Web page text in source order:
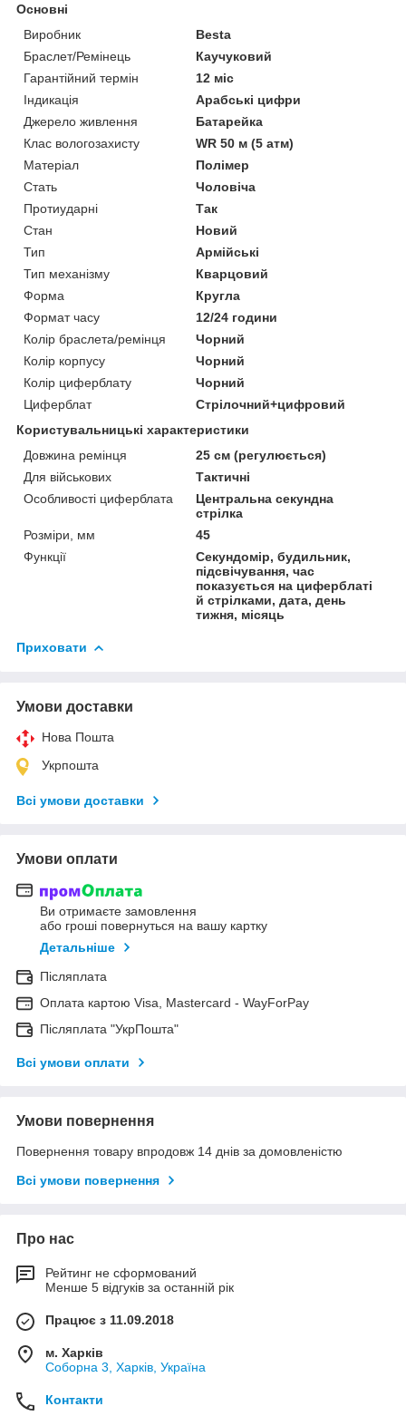
Основні
Виробник
Besta
Браслет/Ремінець
Каучуковий
Гарантійний термін
12 міс
Індикація
Арабські цифри
Джерело живлення
Батарейка
Клас вологозахисту
WR 50 м (5 атм)
Матеріал
Полімер
Стать
Чоловіча
Протиударні
Так
Стан
Новий
Тип
Армійські
Тип механізму
Кварцовий
Форма
Кругла
Формат часу
12/24 години
Колір браслета/ремінця
Чорний
Колір корпусу
Чорний
Колір циферблату
Чорний
Циферблат
Стрілочний+цифровий
Користувальницькі характеристики
Довжина ремінця
25 см (регулюється)
Для військових
Тактичні
Особливості циферблата
Центральна секундна
стрілка
Розміри, мм
45
Функції
Секундомір, будильник,
підсвічування, час
показується на циферблаті
й стрілками, дата, день
тижня, місяць
Приховати
Умови доставки
Нова Пошта
Укрпошта
Всі умови доставки
Умови оплати
Ви отримаєте замовлення
або гроші повернуться на вашу картку
Детальніше
Післяплата
Оплата картою Visa, Mastercard - WayForPay
Післяплата "УкрПошта"
Всі умови оплати
Умови повернення
Повернення товару впродовж 14 днів за домовленістю
Всі умови повернення
Про нас
Рейтинг не сформований
Менше 5 відгуків за останній рік
Працює з 11.09.2018
м. Харків
Соборна 3, Харків, Україна
Контакти